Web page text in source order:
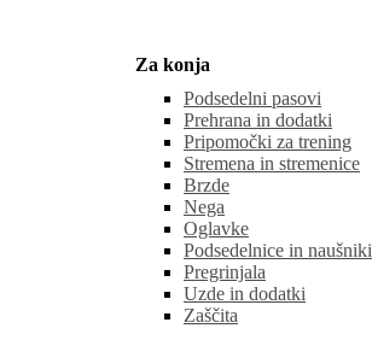
Za konja
Podsedelni pasovi
Prehrana in dodatki
Pripomočki za trening
Stremena in stremenice
Brzde
Nega
Oglavke
Podsedelnice in naušniki
Pregrinjala
Uzde in dodatki
Zaščita